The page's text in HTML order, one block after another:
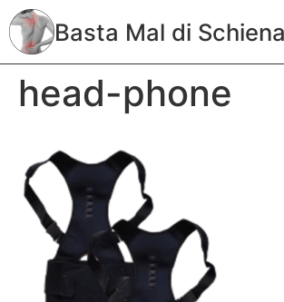
Basta Mal di Schiena
head-phone